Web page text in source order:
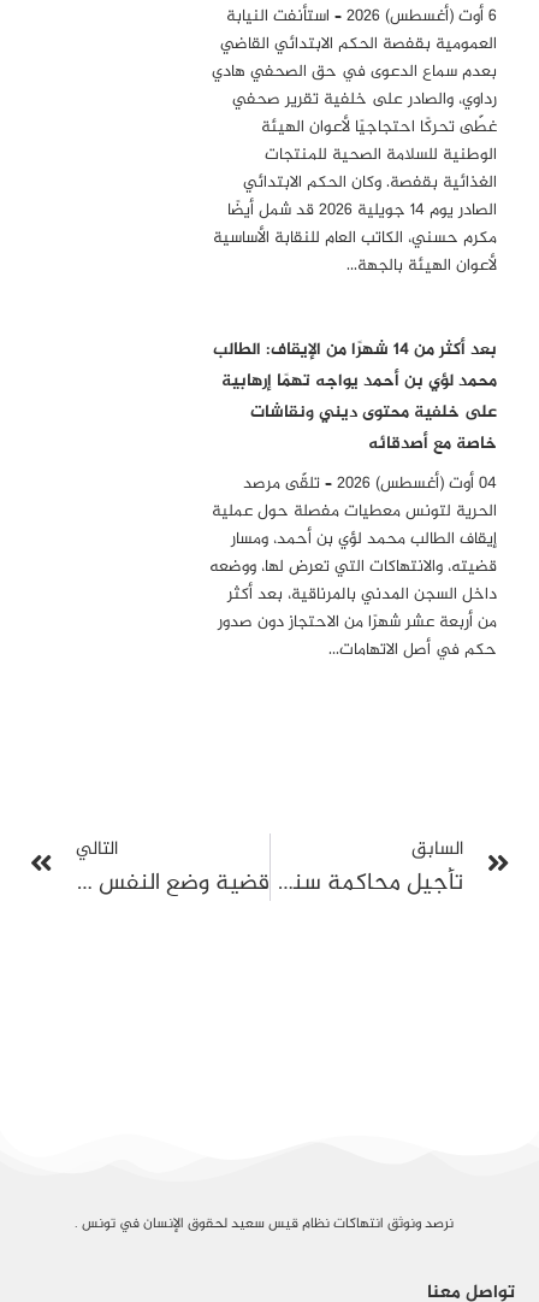
6 أوت (أغسطس) 2026 – استأنفت النيابة
العمومية بقفصة الحكم الابتدائي القاضي
بعدم سماع الدعوى في حق الصحفي هادي
رداوي، والصادر على خلفية تقرير صحفي
غطّى تحركًا احتجاجيًا لأعوان الهيئة
الوطنية للسلامة الصحية للمنتجات
الغذائية بقفصة. وكان الحكم الابتدائي
الصادر يوم 14 جويلية 2026 قد شمل أيضًا
مكرم حسني، الكاتب العام للنقابة الأساسية
لأعوان الهيئة بالجهة…
بعد أكثر من 14 شهرًا من الإيقاف: الطالب
محمد لؤي بن أحمد يواجه تهمًا إرهابية
على خلفية محتوى ديني ونقاشات
خاصة مع أصدقائه
04 أوت (أغسطس) 2026 – تلقّى مرصد
الحرية لتونس معطيات مفصلة حول عملية
إيقاف الطالب محمد لؤي بن أحمد، ومسار
قضيته، والانتهاكات التي تعرض لها، ووضعه
داخل السجن المدني بالمرناقية، بعد أكثر
من أربعة عشر شهرًا من الاحتجاز دون صدور
حكم في أصل الاتهامات…
السابق
تأجيل محاكمة سنية الدهماني إلى 30 جوان: تراكم القضايا ضدها تحت غطاء المرسوم 54
التالي
قضية وضع النفس تحت ذمة جيش أجنبي: تأجيل محاكمة شفيق جراية ومدير عام سابق للمصالح المختصة
نرصد ونوثق انتهاكات نظام قيس سعيد لحقوق الإنسان في تونس .
تواصل معنا